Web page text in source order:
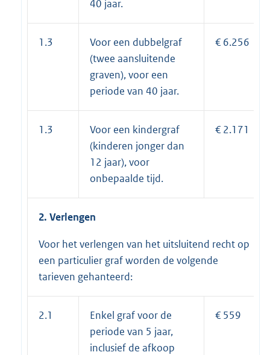
40 jaar.
1.3
Voor een dubbelgraf
(twee aansluitende
graven), voor een
periode van 40 jaar.
€ 6.256
1.3
Voor een kindergraf
(kinderen jonger dan
12 jaar), voor
onbepaalde tijd.
€ 2.171
2. Verlengen
Voor het verlengen van het uitsluitend recht op
een particulier graf worden de volgende
tarieven gehanteerd:
2.1
Enkel graf voor de
periode van 5 jaar,
inclusief de afkoop
€ 559